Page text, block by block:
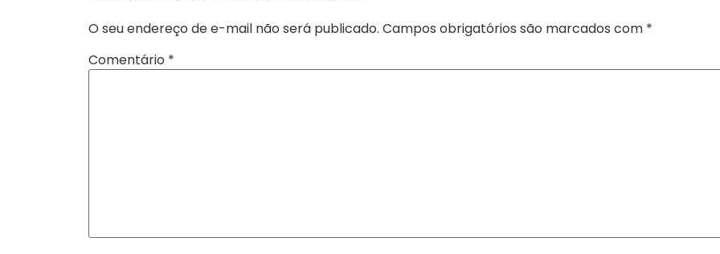
O seu endereço de e-mail não será publicado. Campos obrigatórios são marcados com *
Comentário *